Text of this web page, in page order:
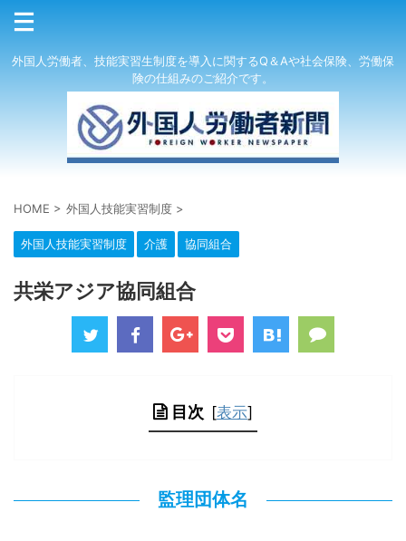
外国人労働者、技能実習生制度を導入に関するQ＆Aや社会保険、労働保
険の仕組みのご紹介です。
HOME > 外国人技能実習制度 >
外国人技能実習制度 介護 協同組合
共栄アジア協同組合
目次 [表示]
監理団体名